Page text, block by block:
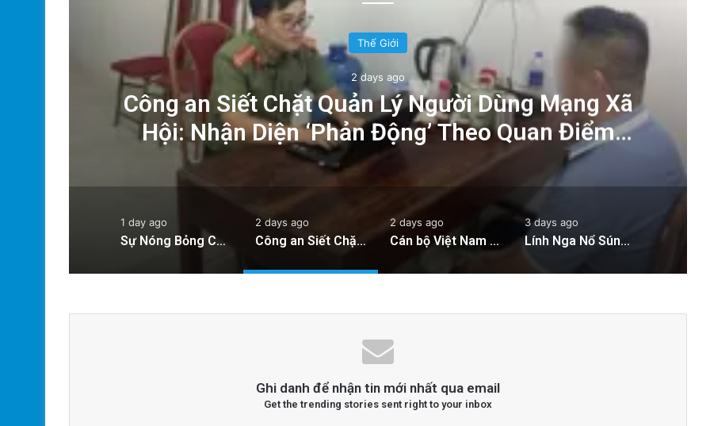
Thế Giới
2 days ago
Công an Siết Chặt Quản Lý Người Dùng Mạng Xã
Hội: Nhận Diện ‘Phản Động’ Theo Quan Điểm
Đảng Cộng Sản Việt Nam
1 day ago
Sự Nóng Bỏng Của Chính Quyền Trong Việc Giải Quyết Vụ Sư Minh Tuệ: Nguyên Nhân Và Hệ Lụy
2 days ago
Công an Siết Chặt Quản Lý Người Dùng Mạng Xã Hội: Nhận Diện ‘Phản Động’ Theo Quan Điểm Đảng Cộng Sản Việt Nam
2 days ago
Cán bộ Việt Nam bị tố cáo tấn công tình dục hai nữ phục vụ tại New Zealand trước chuyến thăm của Thủ tướng Chính
3 days ago
Lính Nga Nổ Súng Giết Đồng Đội và Tấn Công Dân Thường Tại Crimea
Ghi danh để nhận tin mới nhất qua email
Get the trending stories sent right to your inbox